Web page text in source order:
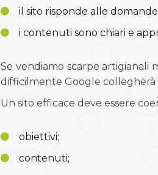
il sito risponde alle
i contenuti sono chiari e
Se vendiamo scarpe artigianali
difficilmente Google
Un sito efficace deve essere
obiettivi;
contenuti;